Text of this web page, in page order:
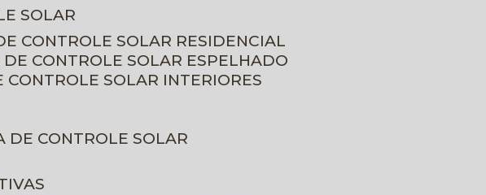
SOLAR
CONTROLE SOLAR RESIDENCIAL
DE CONTROLE SOLAR ESPELHADO
CONTROLE SOLAR INTERIORES
DE CONTROLE SOLAR